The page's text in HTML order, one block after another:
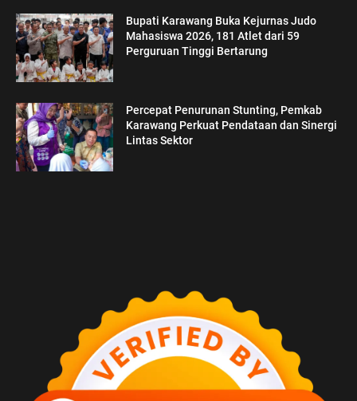
Bupati Karawang Buka Kejurnas Judo
Mahasiswa 2026, 181 Atlet dari 59
Perguruan Tinggi Bertarung
Percepat Penurunan Stunting, Pemkab
Karawang Perkuat Pendataan dan Sinergi
Lintas Sektor